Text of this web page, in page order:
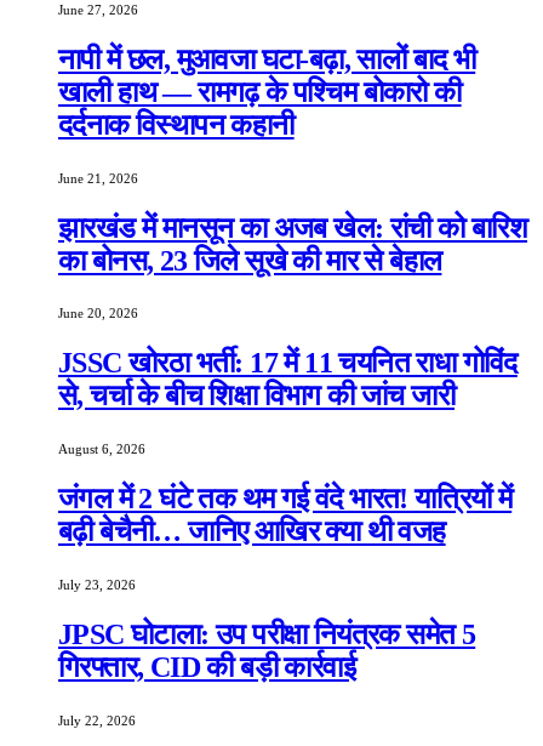
June 27, 2026
नापी में छल, मुआवजा घटा-बढ़ा, सालों बाद भी
खाली हाथ — रामगढ़ के पश्चिम बोकारो की
दर्दनाक विस्थापन कहानी
June 21, 2026
झारखंड में मानसून का अजब खेल: रांची को बारिश
का बोनस, 23 जिले सूखे की मार से बेहाल
June 20, 2026
JSSC खोरठा भर्ती: 17 में 11 चयनित राधा गोविंद
से, चर्चा के बीच शिक्षा विभाग की जांच जारी
August 6, 2026
जंगल में 2 घंटे तक थम गई वंदे भारत! यात्रियों में
बढ़ी बेचैनी… जानिए आखिर क्या थी वजह
July 23, 2026
JPSC घोटाला: उप परीक्षा नियंत्रक समेत 5
गिरफ्तार, CID की बड़ी कार्रवाई
July 22, 2026